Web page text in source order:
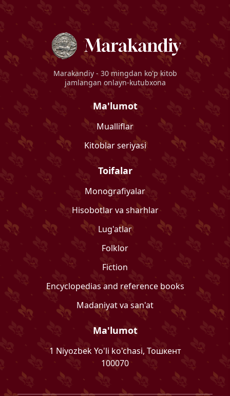
Marakandiy - 30 mingdan ko'p kitob
jamlangan onlayn-kutubxona
Ma'lumot
Mualliflar
Kitoblar seriyasi
Toifalar
Monografiyalar
Hisobotlar va sharhlar
Lug'atlar
Folklor
Fiction
Encyclopedias and reference books
Madaniyat va san'at
Ma'lumot
1 Niyozbek Yo'li ko'chasi, Тошкент
100070